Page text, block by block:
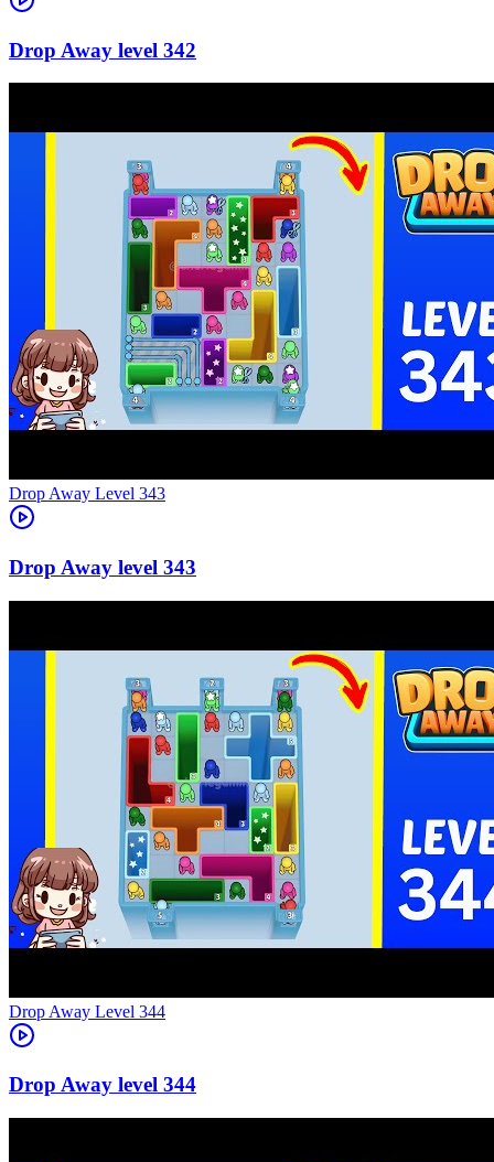
342
Level 343
343
Level 344
344